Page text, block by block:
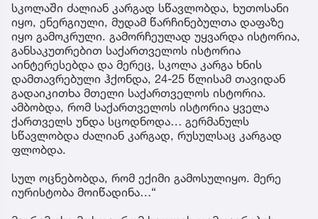
სკოლაში ძალიან კარგად სწავლობდა, ხუთოსანი
იყო, ენერგიული, მუდამ წარჩინებულთა დაფაზე
იყო გამოკრული. გამორჩეულად უყვარდა ისტორია,
განსაკუთრებით საქართველოს ისტორია
აინტერესებდა და მერეც, სკოლა კარგა ხნის
დამთავრებული ჰქონდა, 24-25 წლისამ თავიდან
გადაიკითხა მთელი საქართველოს ისტორია.
ამბობდა, რომ საქართველოს ისტორია ყველა
ქართველს უნდა სცოდნოდა… გერმანულს
სწავლობდა ძალიან კარგად, რუსულსაც კარგად
ფლობდა.
სულ ოცნებობდა, რომ ექიმი გამოსულიყო. მერე
იურისტობა მოიწადინა…“